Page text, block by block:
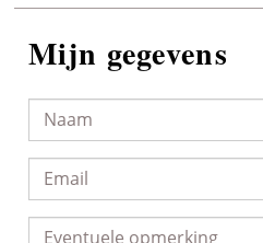
Mijn gegevens